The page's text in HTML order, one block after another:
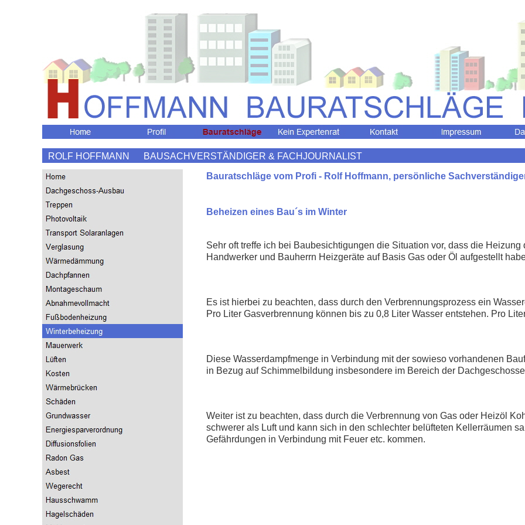
ROLF HOFFMANN BAUSACHVERSTÄNDIGER & FACHJOURNALIST
Bauratschläge vom Profi - Rolf Hoffmann, persönliche
Beheizen eines Bau´s im Winter
Sehr oft treffe ich bei Baubesichtigungen die Situation vor, dass die
Handwerker und Bauherrn Heizgeräte auf Basis Gas oder Öl aufgestellt
Es ist hierbei zu beachten, dass durch den Verbrennungsprozess ein
Pro Liter Gasverbrennung können bis zu 0,8 Liter Wasser entstehen. Pro
Diese Wasserdampfmenge in Verbindung mit der sowieso vorhandenen
in Bezug auf Schimmelbildung insbesondere im Bereich der
Weiter ist zu beachten, dass durch die Verbrennung von Gas oder Heizöl
schwerer als Luft und kann sich in den schlechter belüfteten Kellerräumen
Gefährdungen in Verbindung mit Feuer etc. kommen.